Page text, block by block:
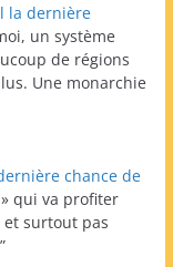
la dernière
un système
de régions
Une monarchie
chance de
qui va profiter
et surtout pas
”